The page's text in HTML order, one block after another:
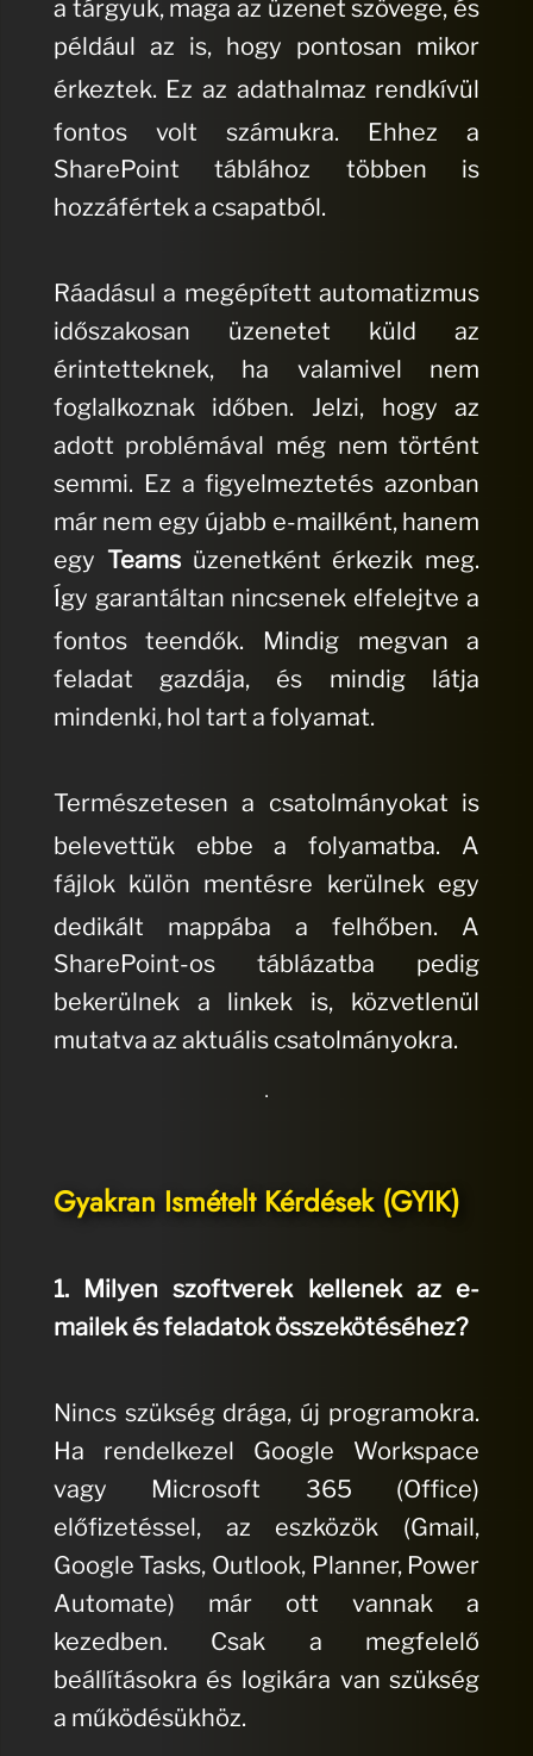
a tárgyuk, maga az üzenet szövege, és
például az is, hogy pontosan mikor
érkeztek. Ez az adathalmaz rendkívül
fontos volt számukra. Ehhez a
SharePoint táblához többen is
hozzáfértek a csapatból.
Ráadásul a megépített automatizmus
időszakosan üzenetet küld az
érintetteknek, ha valamivel nem
foglalkoznak időben. Jelzi, hogy az
adott problémával még nem történt
semmi. Ez a figyelmeztetés azonban
már nem egy újabb e-mailként, hanem
egy Teamsüzenetként érkezik meg.
Így garantáltan nincsenek elfelejtve a
fontos teendők. Mindig megvan a
feladat gazdája, és mindig látja
mindenki, hol tart a folyamat.
Természetesen a csatolmányokat is
belevettük ebbe a folyamatba. A
fájlok külön mentésre kerülnek egy
dedikált mappába a felhőben. A
SharePoint-os táblázatba pedig
bekerülnek a linkek is, közvetlenül
mutatva az aktuális csatolmányokra.
Gyakran Ismételt Kérdések (GYIK)
1. Milyen szoftverek kellenek az e-
mailek és feladatok összekötéséhez?
Nincs szükség drága, új programokra.
Ha rendelkezel Google Workspace
vagy Microsoft 365 (Office)
előfizetéssel, az eszközök (Gmail,
Google Tasks, Outlook, Planner, Power
Automate) már ott vannak a
kezedben. Csak a megfelelő
beállításokra és logikára van szükség
a működésükhöz.